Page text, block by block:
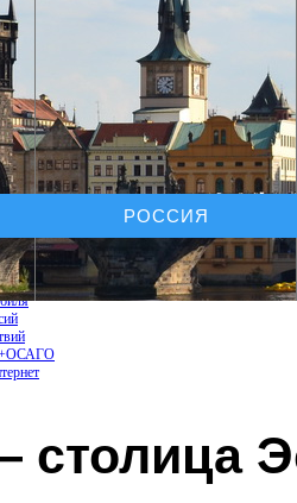
РОССИЯ
столица